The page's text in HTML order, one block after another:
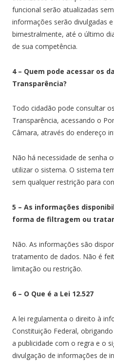
funcional serão atualizadas
informações serão divulgadas
bimestralmente, até o último
de sua competência.
4 – Quem pode acessar os
Transparência?
Todo cidadão pode consultar
Transparência, acessando o
Câmara, através do endereço
Não há necessidade de senha
utilizar o sistema. O sistema
sem qualquer restrição para
5 – As informações
forma de filtragem ou
Não. As informações são
tratamento de dados. Não é
limitação ou restrição.
6 – O Que é a Lei 12.527
A lei regulamenta o direito à
Constituição Federal,
a publicidade com o regra e o
divulgação de informações de